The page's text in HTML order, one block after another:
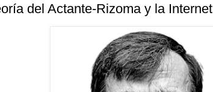
del Actante-Rizoma y la